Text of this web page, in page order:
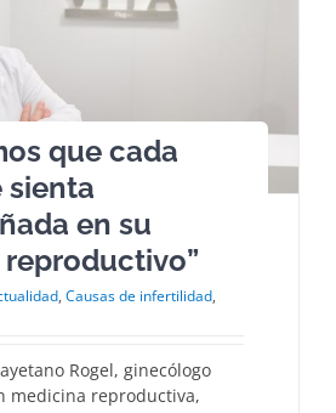
que cada
sienta
en su
, Causas de infertilidad,
Rogel, ginecólogo
medicina reproductiva,